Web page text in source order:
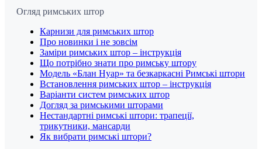
Огляд римських штор
Карнизи для римських штор
Про новинки і не зовсім
Заміри римських штор – інструкція
Що потрібно знати про римську штору
Модель «Блан Нуар» та безкаркасні Римські штори
Встановлення римських штор – інструкція
Варіанти систем римських штор
Догляд за римськими шторами
Нестандартні римські штори: трапеції,
трикутники, мансарди
Як вибрати римські штори?